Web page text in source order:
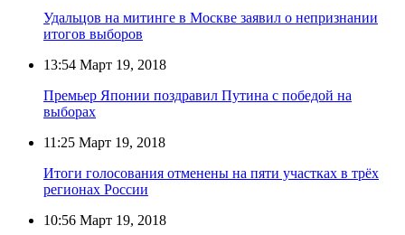
Удальцов на митинге в Москве заявил о непризнании
итогов выборов
13:54 Март 19, 2018
Премьер Японии поздравил Путина с победой на
выборах
11:25 Март 19, 2018
Итоги голосования отменены на пяти участках в трёх
регионах России
10:56 Март 19, 2018